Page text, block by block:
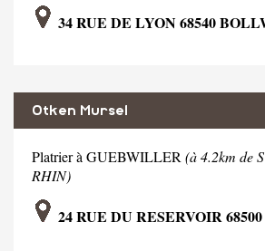
34 RUE DE LYON 68540
Otken Mursel
Platrier à GUEBWILLER (à 4.2km de
RHIN)
24 RUE DU RESERVOIR